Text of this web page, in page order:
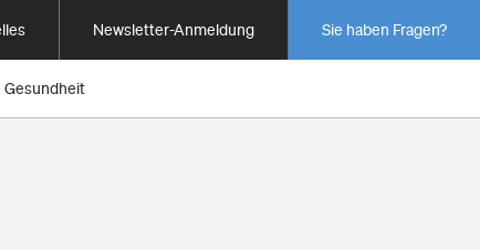
Newsletter-Anmeldung Sie haben Fragen?
Gesundheit